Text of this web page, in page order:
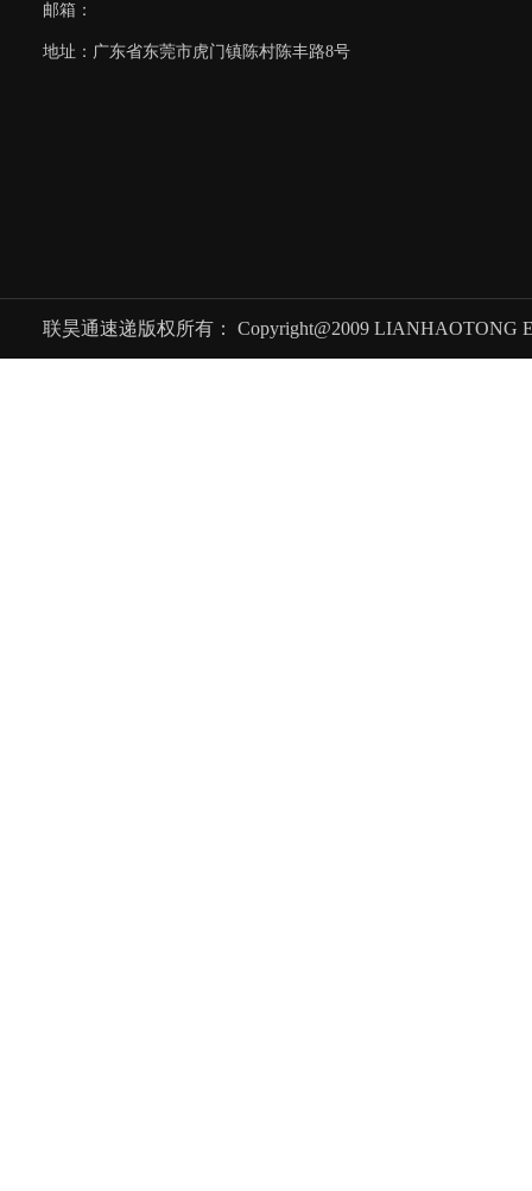
邮箱：
地址：广东省东莞市虎门镇陈村陈丰路8号
联昊通速递版权所有： Copyright@2009 LIANHAOTONG